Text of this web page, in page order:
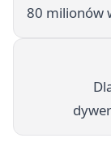
80 milionów